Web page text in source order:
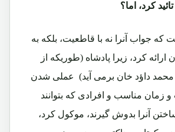
کرد، اما؟
که جواب آنرا نه با قاطعیت، بلکه به
ارائه کرد، زیرا پادشاه (طوریکه از
داؤد خان برمی آید) عملی شدن
و زمان مناسب و افرادی که بتوانند
آنرا بدوش گیرند، موکول کرد،